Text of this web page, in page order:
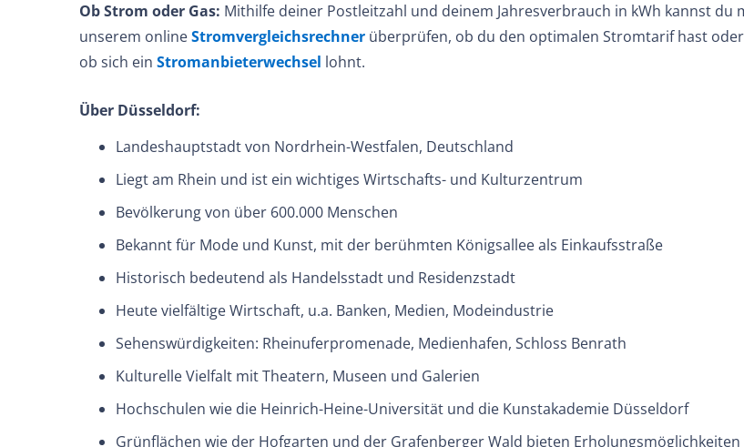
Ob Strom oder Gas: Mithilfe deiner Postleitzahl und deinem Jahresverbrauch in kWh kannst du
unserem onlineStromvergleichsrechner überprüfen, ob du den optimalen Stromtarif hast oder
ob sich ein Stromanbieterwechsel lohnt.
Über Düsseldorf:
Landeshauptstadt von Nordrhein-Westfalen, Deutschland
Liegt am Rhein und ist ein wichtiges Wirtschafts- und Kulturzentrum
Bevölkerung von über 600.000 Menschen
Bekannt für Mode und Kunst, mit der berühmten Königsallee als Einkaufsstraße
Historisch bedeutend als Handelsstadt und Residenzstadt
Heute vielfältige Wirtschaft, u.a. Banken, Medien, Modeindustrie
Sehenswürdigkeiten: Rheinuferpromenade, Medienhafen, Schloss Benrath
Kulturelle Vielfalt mit Theatern, Museen und Galerien
Hochschulen wie die Heinrich-Heine-Universität und die Kunstakademie Düsseldorf
Grünflächen wie der Hofgarten und der Grafenberger Wald bieten Erholungsmöglichkeiten
Information
Impressum
Energie
Stromvergleich
Strom nach